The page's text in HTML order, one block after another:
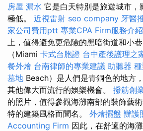
房屋 漏水 它是白天特別是旅遊城市，
極低。 近視雷射 seo company 牙醫
家公司費用ptt 專業CPA Firm服務介紹
上，值得避免更危險的黑暗街道和小
（Miami 卡式台胞證 台中產後護理之
餐外燴 台南律師的專業建議 助聽器
墓地 Beach）是人們是青銅色的地方
其他偉大而流行的娛樂機會。 撥筋創
的照片，值得參觀海灘南部的裝飾藝
特的建築風格而聞名。 外燴擺盤 辦護
Accounting Firm 因此，在舒適的海